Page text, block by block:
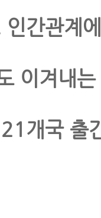
인간관계
이겨내는
개국 출